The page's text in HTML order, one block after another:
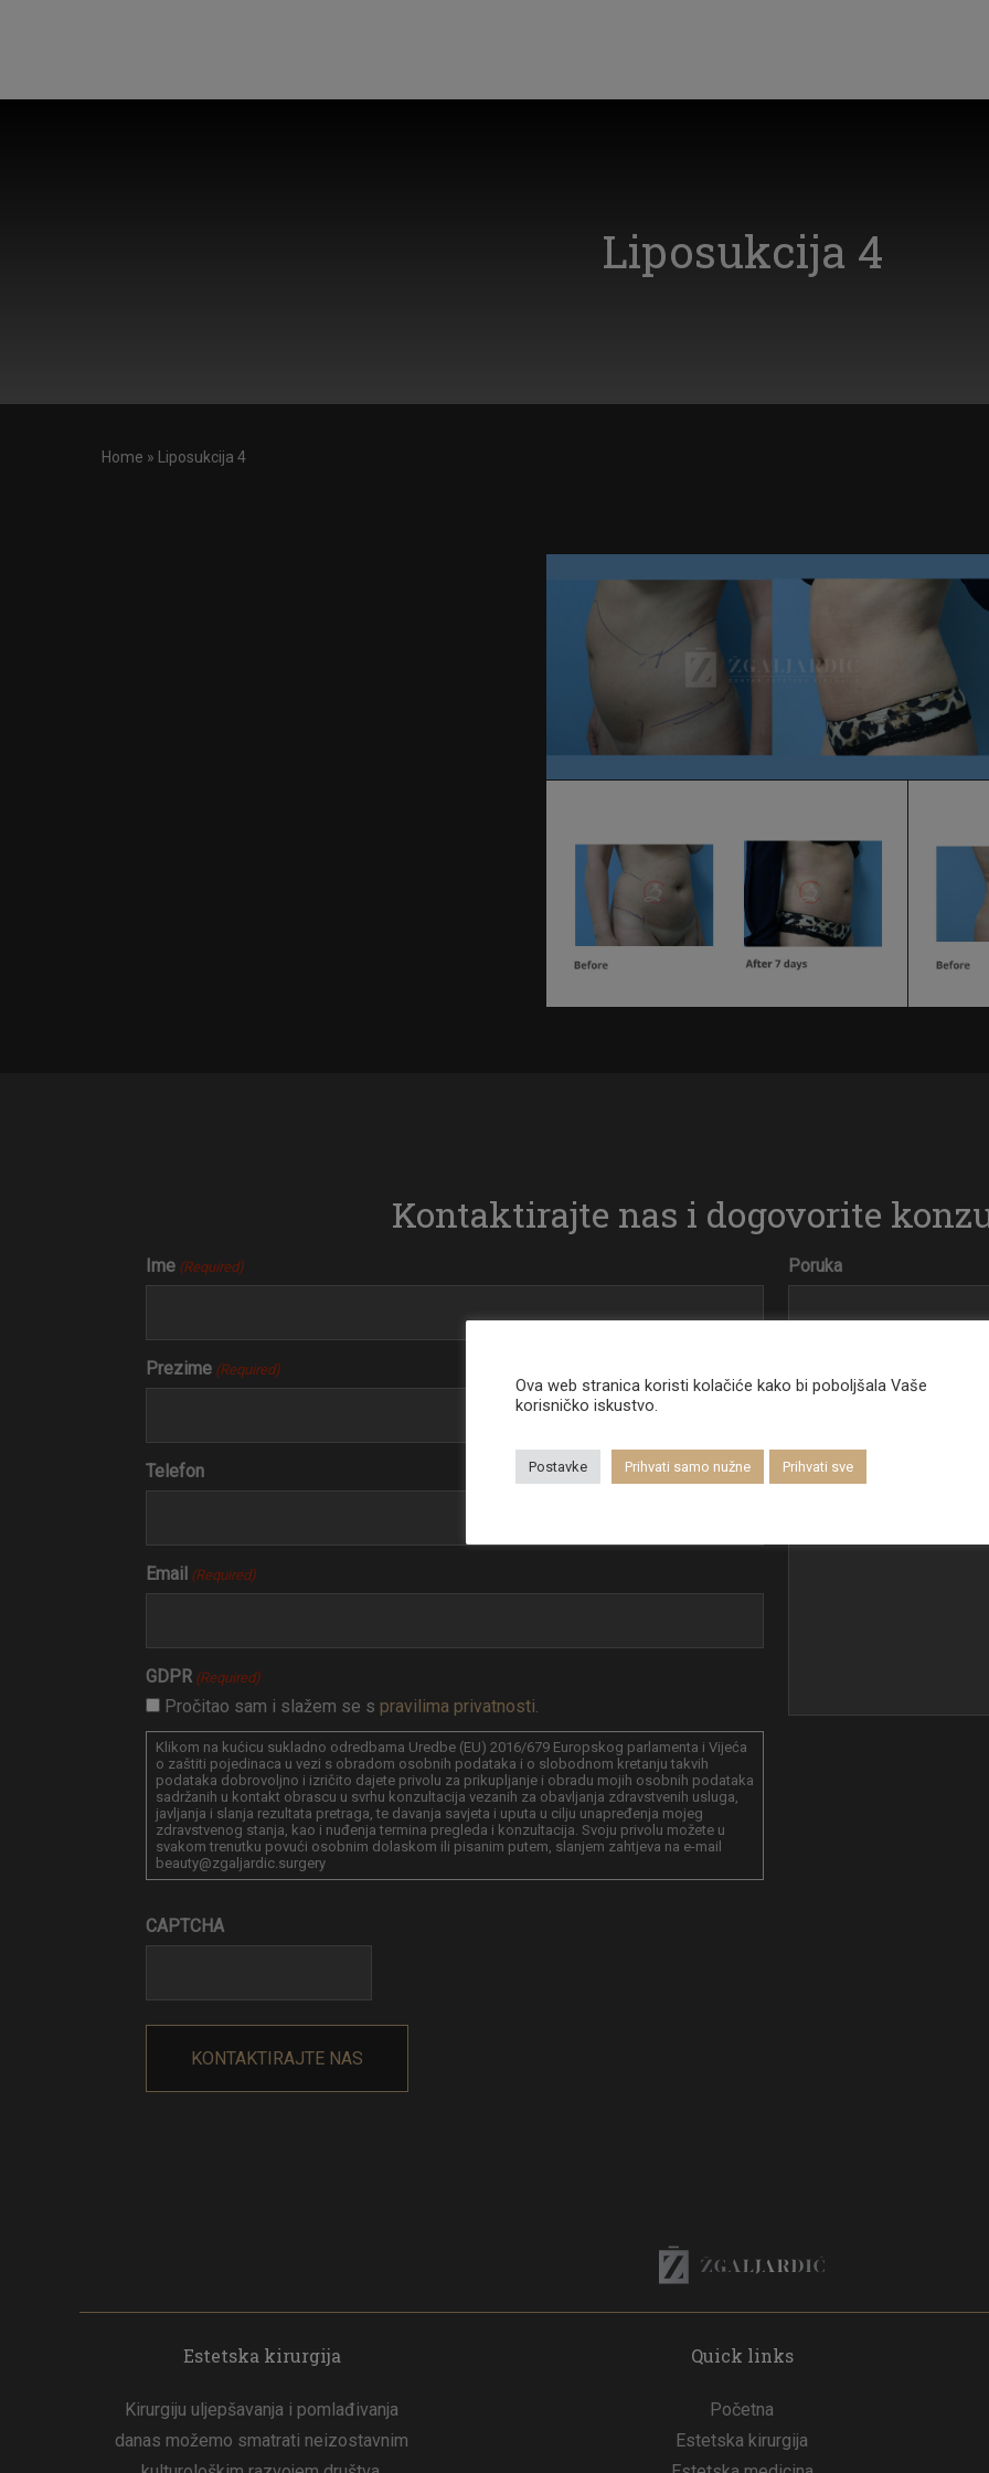
Liposukcija 4
Home » Liposukcija 4
Kontaktirajte nas i dogovorite
Ime (Required)
Prezime (Required)
Telefon
Email (Required)
Poruka
GDPR (Required)
Pročitao sam i slažem se s pravilima privatnosti.
Klikom na kućicu sukladno odredbama Uredbe (EU) 2016/679 Europskog parlamenta i Vijeća
o zaštiti pojedinaca u vezi s obradom osobnih podataka i o slobodnom kretanju takvih
podataka dobrovoljno i izričito dajete privolu za prikupljanje i obradu mojih osobnih podataka
sadržanih u kontakt obrascu u svrhu konzultacija vezanih za obavljanja zdravstvenih usluga,
javljanja i slanja rezultata pretraga, te davanja savjeta i uputa u cilju unapređenja mojeg
zdravstvenog stanja, kao i nuđenja termina pregleda i konzultacija. Svoju privolu možete u
svakom trenutku povući osobnim dolaskom ili pisanim putem, slanjem zahtjeva na e-mail
beauty@zgaljardic.surgery
CAPTCHA
Estetska kirurgija
Kirurgiju uljepšavanja i pomlađivanja
danas možemo smatrati neizostavnim
Quick links
Početna
Estetska kirurgija
Ova web stranica koristi kolačiće kako bi poboljšala Vaše
korisničko iskustvo.
Postavke Prihvati samo nužne Prihvati sve